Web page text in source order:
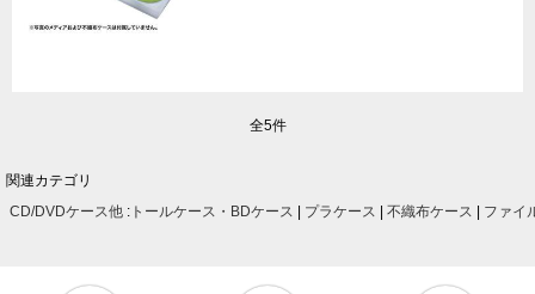
全5件
関連カテゴリ
CD/DVDケース他 : トールケース・BDケース | プラケース | 不織布ケース | ファイ